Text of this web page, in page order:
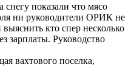
показали что мясо
ни руководители ОРИК не
кто спер несколько
зарплаты. Руководство
вахтового поселка,